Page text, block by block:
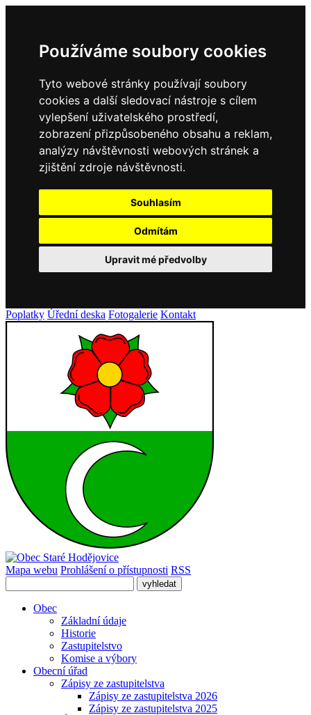
Používáme soubory cookies
Tyto webové stránky používají soubory
cookies a další sledovací nástroje s cílem
vylepšení uživatelského prostředí,
zobrazení přizpůsobeného obsahu a reklam,
analýzy návštěvnosti webových stránek a
zjištění zdroje návštěvnosti.
Souhlasím
Odmítám
Upravit mé předvolby
Poplatky Úřední deska Fotogalerie Kontakt
Mapa webu Prohlášení o přístupnosti RSS
Obec
Základní údaje
Historie
Zastupitelstvo
Komise a výbory
Obecní úřad
Zápisy ze zastupitelstva
Zápisy ze zastupitelstva 2026
Zápisy ze zastupitelstva 2025